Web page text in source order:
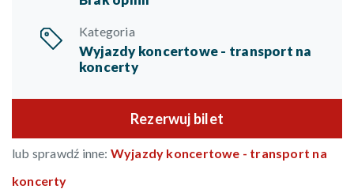
Kategoria
Wyjazdy koncertowe - transport na
koncerty
Rezerwuj bilet
lub sprawdź inne: Wyjazdy koncertowe - transport na
koncerty